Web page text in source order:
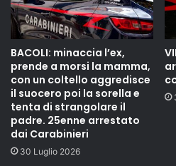
BACOLI: minaccia l’ex,
prende a morsi la mamma,
con un coltello aggredisce
il suocero poi la sorella e
tenta di strangolare il
padre. 25enne arrestato
dai Carabinieri
30 Luglio 2026